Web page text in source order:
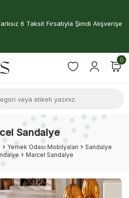
6 Taksit Fırsatıyla Şimdi Alışverişe
0
Sandalye
Yemek Odası Mobilyaları
Sandalye
Marcel Sandalye